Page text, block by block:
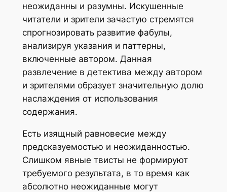
неожиданны и разумны. Искушенные
читатели и зрители зачастую стремятся
спрогнозировать развитие фабулы,
анализируя указания и паттерны,
включенные автором. Данная
развлечение в детектива между автором
и зрителями образует значительную долю
наслаждения от использования
содержания.
Есть изящный равновесие между
предсказуемостью и неожиданностью.
Слишком явные твисты не формируют
требуемого результата, в то время как
абсолютно неожиданные могут